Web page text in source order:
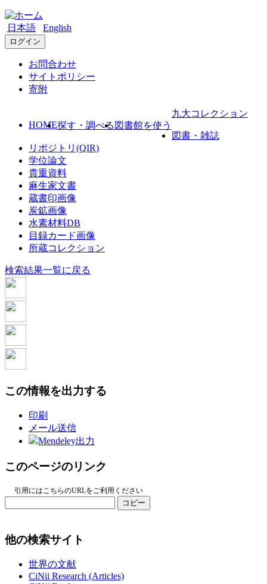
日本語 English
ログイン
お問合わせ
サイトポリシー
寄附
HOME探す・調べる 図書館を使う
九大コレクション
図書・雑誌
リポジトリ(QIR)
学位論文
貴重資料
麻生家文書
蔵書印画像
炭鉱画像
水素材料DB
目録カード画像
所蔵コレクション
検索結果一覧に戻る
この情報を出力する
印刷
メール送信
Mendeley出力
このページのリンク
引用にはこちらのURLをご利用ください
コピー
他の検索サイト
世界の文献
CiNii Research (Articles)